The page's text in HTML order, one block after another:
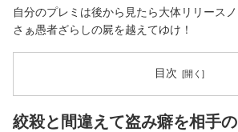
自分のプレミは後から見たら大体リリース
さぁ愚者ざらしの屍を越えてゆけ！
目次
絞殺と間違えて盗み癖を相手